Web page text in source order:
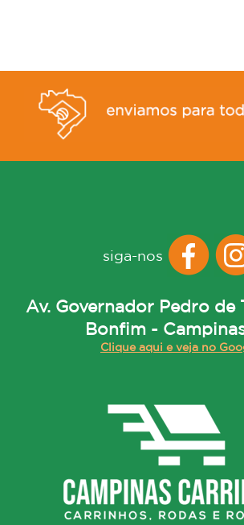
siga-nos
Av. Governador Pedro de
Bonfim -
Clique aqui e veja no